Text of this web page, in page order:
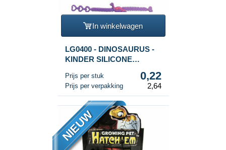
In winkelwagen
LG0400 - DINOSAURUS -
KINDER SILICONE
Prijs per stuk 0,22
Prijs per verpakking 2,64
NIEUW